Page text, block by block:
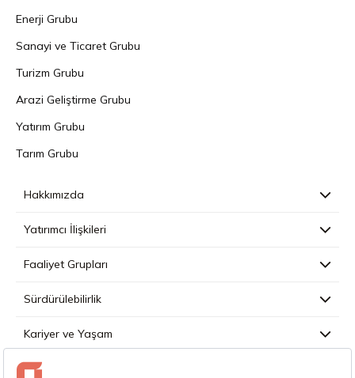
Enerji Grubu
Sanayi ve Ticaret Grubu
Turizm Grubu
Arazi Geliştirme Grubu
Yatırım Grubu
Tarım Grubu
Hakkımızda
Yatırımcı İlişkileri
Faaliyet Grupları
Sürdürülebilirlik
Kariyer ve Yaşam
Basın